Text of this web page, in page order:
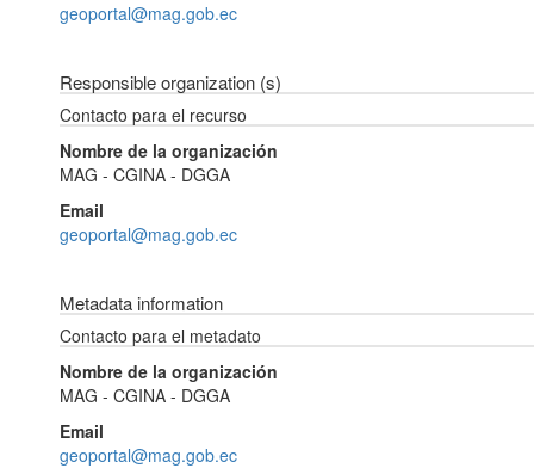
geoportal@mag.gob.ec
Responsible organization (s)
Contacto para el recurso
Nombre de la organización
MAG - CGINA - DGGA
Email
geoportal@mag.gob.ec
Metadata information
Contacto para el metadato
Nombre de la organización
MAG - CGINA - DGGA
Email
geoportal@mag.gob.ec